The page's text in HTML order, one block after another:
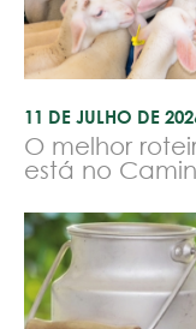
11 DE JULHO DE
O melhor
está no